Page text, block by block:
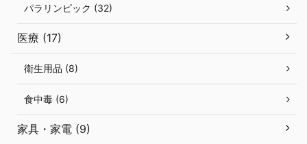
パラリンピック (32)
医療 (17)
衛生用品 (8)
食中毒 (6)
家具・家電 (9)